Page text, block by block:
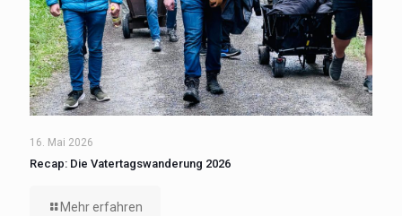
16. Mai 2026
Recap: Die Vatertagswanderung 2026
Mehr erfahren